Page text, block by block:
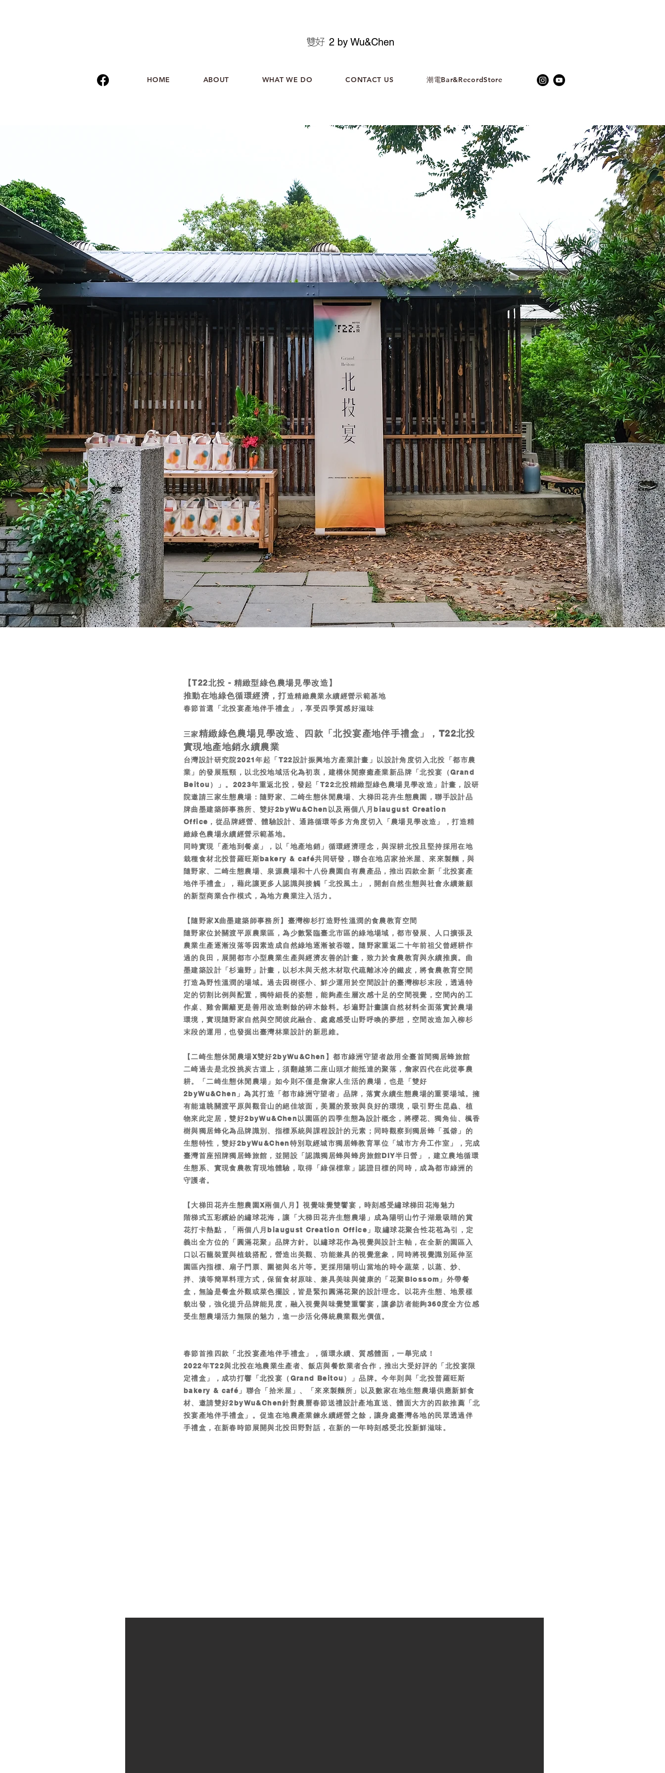
2 by Wu&Chen
HOME ABOUT WHAT WE DO CONTACT US 潮電Bar&RecordStore
【T22北投 - 精緻型綠色農場見學改造】
推動在地綠色循環經濟，打造精緻農業永續經營示範基地
春節首選「北投宴產地伴手禮盒」，享受四季質感好滋味
三家精緻綠色農場見學改造、四款「北投宴產地伴手禮盒」，T22北投
實現地產地銷永續農業
台灣設計研究院2021年起「T22設計振興地方產業計畫」以設計角度切入北投「都市農
業」的發展瓶頸，以北投地域活化為初衷，建構休閒療癒產業新品牌「北投宴（Grand
Beitou）」。2023年重返北投，發起「T22北投精緻型綠色農場見學改造」計畫，設研
院邀請三家生態農場：隨野家、二崎生態休閒農場、大梯田花卉生態農園，聯手設計品
牌曲墨建築師事務所、雙好2byWu&Chen以及兩個八月biaugust Creation
Office，從品牌經營、體驗設計、通路循環等多方角度切入「農場見學改造」，打造精
緻綠色農場永續經營示範基地。
同時實現「產地到餐桌」，以「地產地銷」循環經濟理念，與深耕北投且堅持採用在地
栽種食材北投普羅旺斯bakery & café共同研發，聯合在地店家拾米屋、來來製麵，與
隨野家、二崎生態農場、泉源農場和十八份農園自有農產品，推出四款全新「北投宴產
地伴手禮盒」，藉此讓更多人認識與接觸「北投風土」，開創自然生態與社會永續兼顧
的新型商業合作模式，為地方農業注入活力。
【隨野家X曲墨建築師事務所】臺灣柳杉打造野性溫潤的食農教育空間
隨野家位於關渡平原農業區，為少數緊臨臺北市區的綠地場域，都市發展、人口擴張及
農業生產逐漸沒落等因素造成自然綠地逐漸被吞噬。隨野家重返二十年前祖父曾經耕作
過的良田，展開都市小型農業生產與經濟友善的計畫，致力於食農教育與永續推廣。曲
墨建築設計「杉遍野」計畫，以杉木與天然木材取代疏離冰冷的鐵皮，將食農教育空間
打造為野性溫潤的場域。過去因樹徑小、鮮少運用於空間設計的臺灣柳杉末段，透過特
定的切割比例與配置，獨特細長的姿態，能夠產生層次感十足的空間視覺，空間內的工
作桌、雞舍圍籬更是善用改造剩餘的碎木餘料。杉遍野計畫讓自然材料全面落實於農場
環境，實現隨野家自然與空間彼此融合、處處感受山野呼喚的夢想，空間改造加入柳杉
末段的運用，也發掘出臺灣林業設計的新思維。
【二崎生態休閒農場X雙好2byWu&Chen】都市綠洲守望者啟用全臺首間獨居蜂旅館
二崎過去是北投挑炭古道上，須翻越第二座山頭才能抵達的聚落，詹家四代在此從事農
耕。「二崎生態休閒農場」如今則不僅是詹家人生活的農場，也是「雙好
2byWu&Chen」為其打造「都市綠洲守望者」品牌，落實永續生態農場的重要場域。擁
有能遠眺關渡平原與觀音山的絕佳坡面，美麗的景致與良好的環境，吸引野生昆蟲、植
物來此定居，雙好2byWu&Chen以園區的四季生態為設計概念，將櫻花、獨角仙、楓香
樹與獨居蜂化為品牌識別、指標系統與課程設計的元素；同時觀察到獨居蜂「孤僻」的
生態特性，雙好2byWu&Chen特別取經城市獨居蜂教育單位「城市方舟工作室」，完成
臺灣首座招牌獨居蜂旅館，並開設「認識獨居蜂與蜂房旅館DIY半日營」，建立農地循環
生態系、實現食農教育現地體驗，取得「綠保標章」認證目標的同時，成為都市綠洲的
守護者。
【大梯田花卉生態農園X兩個八月】視覺味覺雙饗宴，時刻感受繡球梯田花海魅力
階梯式五彩繽紛的繡球花海，讓「大梯田花卉生態農場」成為陽明山竹子湖最吸睛的賞
花打卡熱點，「兩個八月biaugust Creation Office」取繡球花聚合性花苞為引，定
義出全方位的「圓滿花聚」品牌方針。以繡球花作為視覺與設計主軸，在全新的園區入
口以石籠裝置與植栽搭配，營造出美觀、功能兼具的視覺意象，同時將視覺識別延伸至
園區內指標、扇子門票、圍裙與名片等。更採用陽明山當地的時令蔬菜，以蒸、炒、
拌、漬等簡單料理方式，保留食材原味、兼具美味與健康的「花聚Blossom」外帶餐
盒，無論是餐盒外觀或菜色擺設，皆是緊扣圓滿花聚的設計理念。以花卉生態、地景樣
貌出發，強化提升品牌能見度，融入視覺與味覺雙重饗宴，讓參訪者能夠360度全方位感
受生態農場活力無限的魅力，進一步活化傳統農業觀光價值。
春節首推四款「北投宴產地伴手禮盒」，循環永續、質感體面，一舉完成！
2022年T22與北投在地農業生產者、飯店與餐飲業者合作，推出大受好評的「北投宴限
定禮盒」，成功打響「北投宴（Grand Beitou）」品牌。今年則與「北投普羅旺斯
bakery & café」聯合「拾米屋」、「來來製麵所」以及數家在地生態農場供應新鮮食
材、邀請雙好2byWu&Chen針對農曆春節送禮設計產地直送、體面大方的四款推薦「北
投宴產地伴手禮盒」。促進在地農產業鍊永續經營之餘，讓身處臺灣各地的民眾透過伴
手禮盒，在新春時節展開與北投田野對話，在新的一年時刻感受北投新鮮滋味。